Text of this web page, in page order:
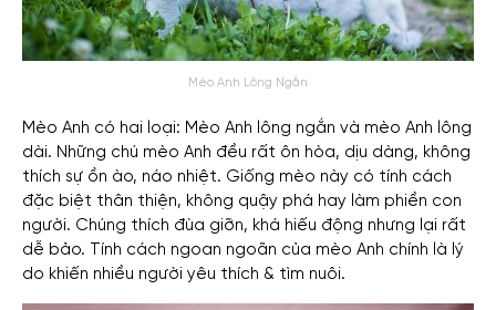
Mèo Anh Lông Ngắn
Mèo Anh có hai loại: Mèo Anh lông ngắn và mèo Anh lông
dài. Những chú mèo Anh đều rất ôn hòa, dịu dàng, không
thích sự ồn ào, náo nhiệt. Giống mèo này có tính cách
đặc biệt thân thiện, không quậy phá hay làm phiền con
người. Chúng thích đùa giỡn, khá hiếu động nhưng lại rất
dễ bảo. Tính cách ngoan ngoãn của mèo Anh chính là lý
do khiến nhiều người yêu thích & tìm nuôi.